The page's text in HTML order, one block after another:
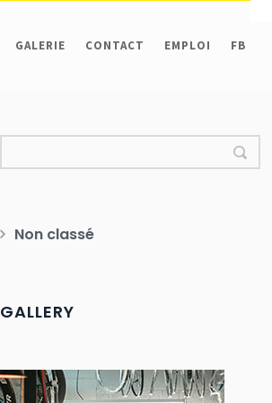
GALERIE CONTACT EMPLOI FB
Non classé
GALLERY